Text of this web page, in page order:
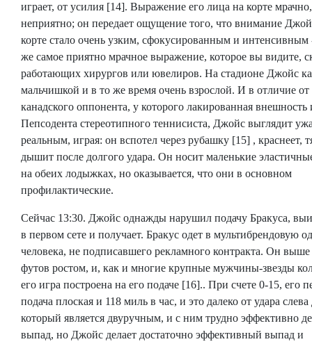
играет, от усилия [14]. Выражение его лица на корте
неприятно; он передает ощущение того, что внимание
корте стало очень узким, сфокусированным и интенсивным
же самое приятно мрачное выражение, которое вы видите,
работающих хирургов или ювелиров. На стадионе Джойс
мальчишкой и в то же время очень взрослой. И в отличие от
канадского оппонента, у которого лакированная внешность
Пепсодента стереотипного теннисиста, Джойс выглядит
реальным, играя: он вспотел через рубашку [15] , краснеет,
дышит после долгого удара. Он носит маленькие
на обеих лодыжках, но оказывается, что они в основном
профилактические.
Сейчас 13:30. Джойс однажды нарушил подачу Бракуса,
в первом сете и получает. Бракус одет в мультибрендовую
человека, не подписавшего рекламного контракта. Он
футов ростом, и, как и многие крупные мужчины-звезды
его игра построена на его подаче [16].. При счете 0-15, его
подача плоская и 118 миль в час, и это далеко от удара
который является двуручным, и с ним трудно эффективно
выпад, но Джойс делает достаточно эффективный выпад и